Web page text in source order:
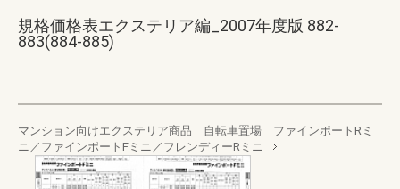
規格価格表エクステリア編_2007年度版 882-
883(884-885)
マンション向けエクステリア商品 自転車置場 ファインポートRミ
ニ／ファインポートFミニ／フレンディーRミニ